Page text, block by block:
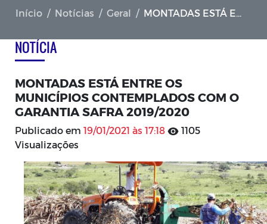
Início Notícias Geral MONTADAS ESTÁ ENTRE OS MUNICÍPIOS CONTEMPLADOS COM O GARANTIA SAFRA 2019/2020
NOTÍCIA
MONTADAS ESTÁ ENTRE OS
MUNICÍPIOS CONTEMPLADOS COM O
GARANTIA SAFRA 2019/2020
Publicado em 19/01/2021 às 17:18
1105
Visualizações